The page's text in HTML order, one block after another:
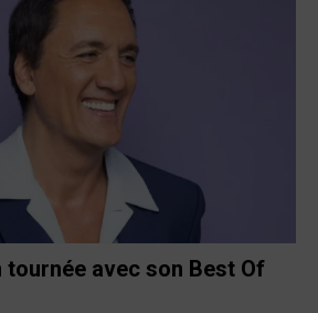
tournée avec son Best Of